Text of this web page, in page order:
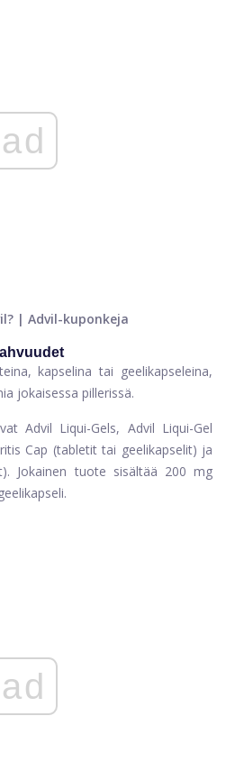
ad
| Advil-kuponkeja
kapselina tai geelikapseleina,
jokaisessa pillerissä.
Advil Liqui-Gels, Advil Liqui-Gel
Cap (tabletit tai geelikapselit) ja
Jokainen tuote sisältää 200 mg
ad